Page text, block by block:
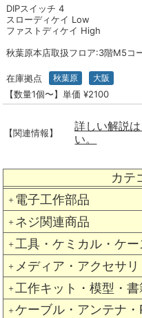
カテ
＋ 電子工作部品
＋ ネジ関連商品
＋ 工具・ケミカル・ケー
＋ メディア・アクセサ
＋ 工作キット・模型・
＋ ケーブル・アンテナ・
DIPスイッチ 4
スローディケイ Low
ファストディケイ High
秋葉原本店取扱フロア:3階M5
在庫拠点 秋葉原 大阪
【数量1個〜】単価 ¥2100
【関連情報】
詳しい解説
い。